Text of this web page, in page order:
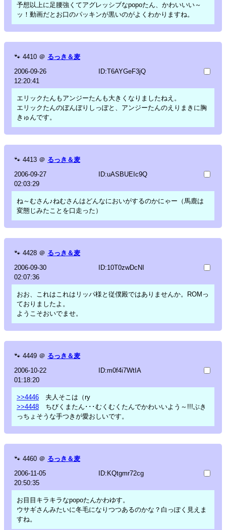
予想以上に足腰強くてアグレッシブなpopoたん、かわいいい～
ッ！動画だとお口のパッキンが黒いのがよくわかりますね。
🐾 4410 ＠ るっき＆麦
2006-09-26
12:20:41
ID:T6AYGeF3jQ
エリックたんもアンジーたんも大きくなりましたねえ。
エリックたんのぼんぼりしっぽと、アンジーたんのえりまきに胸
きゅんです。
🐾 4413 ＠ るっき＆麦
2006-09-27
02:03:29
ID:uASBUEIc9Q
ね～むさん♪ねむさんはどんなにおいがするのかにゃー（馬鹿は
変態じみたことを口走った）
🐾 4428 ＠ るっき＆麦
2006-09-30
02:07:36
ID:10T0zwDcNI
おお、これはこれはリッパ様と従僕殿ではありませんか。ROMっ
ておりましたよ。
ようこそおいでませ。
🐾 4449 ＠ るっき＆麦
2006-10-22
01:18:20
ID:m0f4i7WtIA
>>4446 夫人そこは（ry
>>4448 ちびくまたん･･･むくむくたんでかわいいよう～!!!ぶき
っちょそうな手つきが愛おしいです。
🐾 4460 ＠ るっき＆麦
2006-11-05
20:50:35
ID:KQtgmr72cg
お目目キラキラなpopoたんかわゆす。
ウサギさんみたいに冬毛になりつつあるのかな？白っぽく見えま
すね。